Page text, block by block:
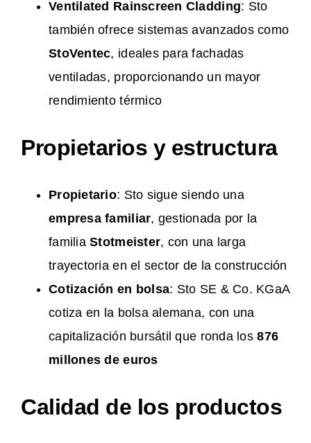
Ventilated Rainscreen Cladding: Sto
también ofrece sistemas avanzados como
StoVentec, ideales para fachadas
ventiladas, proporcionando un mayor
rendimiento térmico​
Propietarios y estructura
Propietario: Sto sigue siendo una
empresa familiar, gestionada por la
familiaStotmeister, con una larga
trayectoria en el sector de la construcción
Cotización en bolsa: Sto SE & Co. KGaA
cotiza en la bolsa alemana, con una
capitalización bursátil que ronda los876
millones de euros
Calidad de los productos